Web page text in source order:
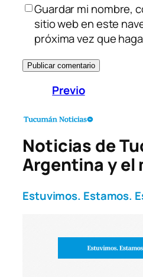
Guardar mi nombre,
sitio web en este
próxima vez que
Previo
Noticias de
Argentina y el
Estuvimos. Estamos.